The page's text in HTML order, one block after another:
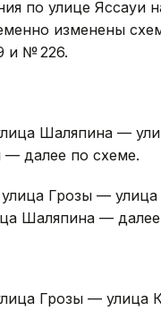
по улице Яссауи
изменены
и № 226.
Шаляпина —
— далее по схеме.
Грозы —
Шаляпина —
Грозы — улица